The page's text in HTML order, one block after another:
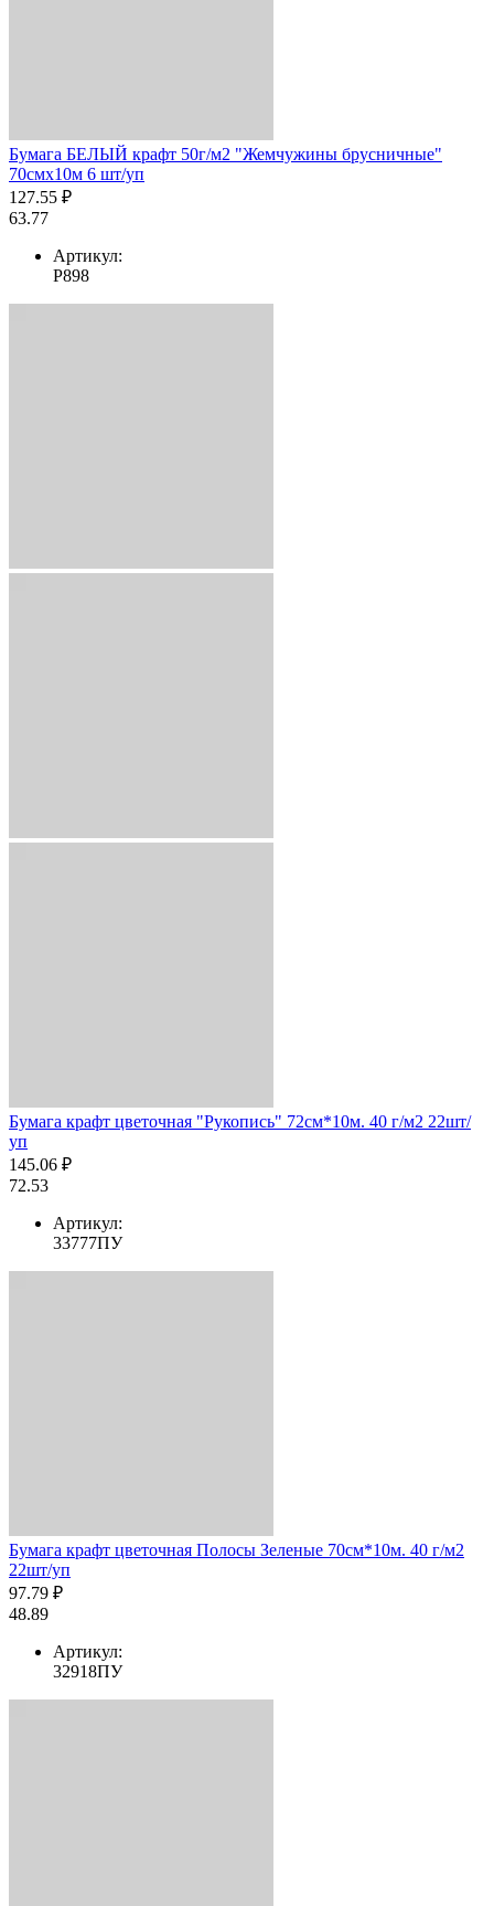
Бумага БЕЛЫЙ крафт 50г/м2 "Жемчужины брусничные"
70смх10м 6 шт/уп
127.55 ₽
63.77
Артикул:
Р898
Бумага крафт цветочная "Рукопись" 72см*10м. 40 г/м2 22шт/
уп
145.06 ₽
72.53
Артикул:
33777ПУ
Бумага крафт цветочная Полосы Зеленые 70см*10м. 40 г/м2
22шт/уп
97.79 ₽
48.89
Артикул:
32918ПУ